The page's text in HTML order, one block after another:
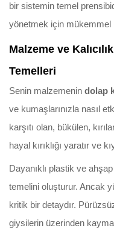
bir sistemin temel
yönetmek için mükemmel
Malzeme ve
Temelleri
Senin malzemenin dolap
ve kumaşlarınızla nasıl
karşıtı olan, bükülen,
hayal kırıklığı yaratır ve
Dayanıklı plastik ve
temelini oluşturur. Ancak
kritik bir detaydır.
giysilerin üzerinden